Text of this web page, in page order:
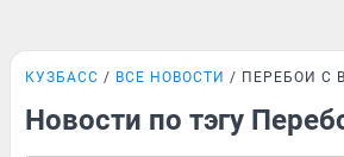
КУЗБАСС ВСЕ НОВОСТИ ПЕРЕБОИ С
Новости по тэгу